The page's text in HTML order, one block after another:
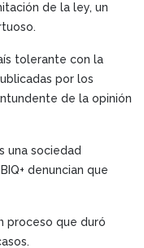
de la ley, un
tolerante con la
por los
de la opinión
una sociedad
denuncian que
proceso que duró